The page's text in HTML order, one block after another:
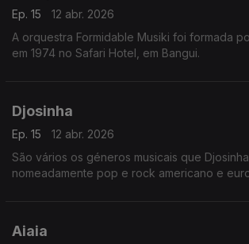
Ep. 15
12 abr. 2026
A orquestra Formidable Musiki foi formada
em 1974 no Safari Hotel, em Bangui.
Djosinha
Ep. 15
12 abr. 2026
São vários os géneros musicais que Djosinha
nomeadamente pop e rock americano e
Aiaia